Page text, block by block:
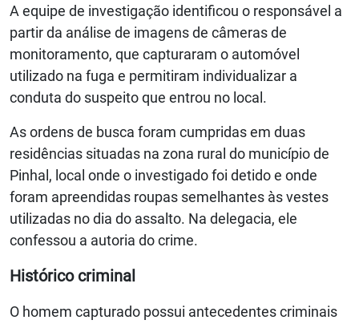
A equipe de investigação identificou o responsável a
partir da análise de imagens de câmeras de
monitoramento, que capturaram o automóvel
utilizado na fuga e permitiram individualizar a
conduta do suspeito que entrou no local.
As ordens de busca foram cumpridas em duas
residências situadas na zona rural do município de
Pinhal, local onde o investigado foi detido e onde
foram apreendidas roupas semelhantes às vestes
utilizadas no dia do assalto. Na delegacia, ele
confessou a autoria do crime.
Histórico criminal
O homem capturado possui antecedentes criminais